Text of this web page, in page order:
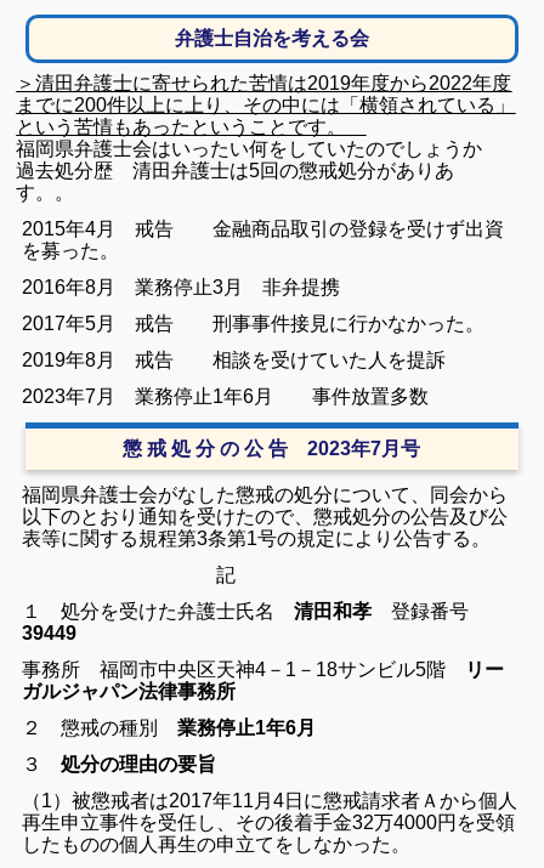
弁護士自治を考える会
＞清田弁護士に寄せられた苦情は2019年度から2022年度
までに200件以上に上り、その中には「横領されている」
という苦情もあったということです。
福岡県弁護士会はいったい何をしていたのでしょうか
過去処分歴 清田弁護士は5回の懲戒処分がありあ
す。。
2015年4月 戒告 金融商品取引の登録を受けず出資
を募った。
2016年8月 業務停止3月 非弁提携
2017年5月 戒告 刑事事件接見に行かなかった。
2019年8月 戒告 相談を受けていた人を提訴
2023年7月 業務停止1年6月 事件放置多数
懲 戒 処 分 の 公 告 2023年7月号
福岡県弁護士会がなした懲戒の処分について、同会から
以下のとおり通知を受けたので、懲戒処分の公告及び公
表等に関する規程第3条第1号の規定により公告する。
記
１ 処分を受けた弁護士氏名清田和孝登録番号
39449
事務所 福岡市中央区天神4－1－18サンビル5階
リー
ガルジャパン法律事務所
２ 懲戒の種別
業務停止1年6月
３処分の理由の要旨
（1）被懲戒者は2017年11月4日に懲戒請求者Ａから個人
再生申立事件を受任し、その後着手金32万4000円を受領
したものの個人再生の申立てをしなかった。